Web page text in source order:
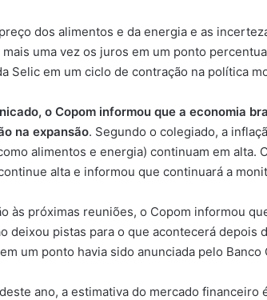
dos alimentos e da energia e as
uma vez os juros em um ponto
Selic em um ciclo de contração na política
o Copom informou que a economia
na expansão. Segundo o colegiado, a
alimentos e energia) continuam em alta.
alta e informou que continuará a
às próximas reuniões, o Copom informou
deixou pistas para o que acontecerá
um ponto havia sido anunciada pelo
ano, a estimativa do mercado financeiro